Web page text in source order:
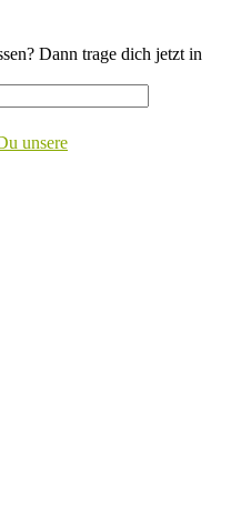
Dann trage dich jetzt in
unsere